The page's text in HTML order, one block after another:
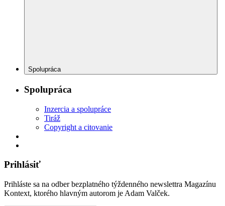
Spolupráca
Spolupráca
Inzercia a spolupráce
Tiráž
Copyright a citovanie
Prihlásiť
Prihláste sa na odber bezplatného týždenného newslettra Magazínu
Kontext, ktorého hlavným autorom je Adam Valček.